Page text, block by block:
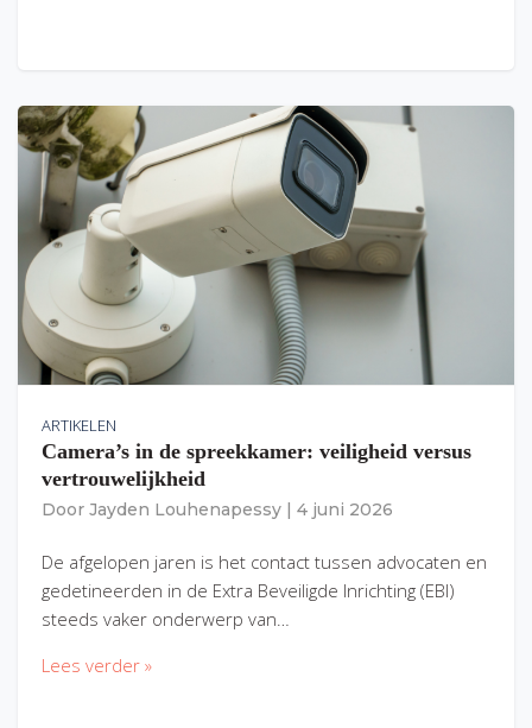
ARTIKELEN
Camera’s in de spreekkamer: veiligheid versus
vertrouwelijkheid
Door Jayden Louhenapessy 4 juni 2026
De afgelopen jaren is het contact tussen advocaten en
gedetineerden in de Extra Beveiligde Inrichting (EBI)
steeds vaker onderwerp van…
Lees verder »